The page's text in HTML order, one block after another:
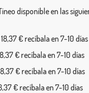
disponible en las
€ recíbala en 7-10 días
€ recíbala en 7-10 días
€ recíbala en 7-10 días
€ recíbala en 7-10 días